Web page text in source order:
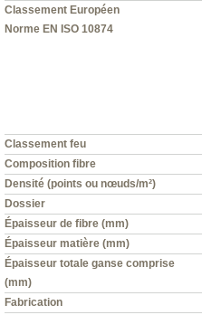
Classement Européen
Norme EN ISO 10874
Classement feu
Composition fibre
Densité (points ou nœuds/m²)
Dossier
Épaisseur de fibre (mm)
Épaisseur matière (mm)
Épaisseur totale ganse comprise
(mm)
Fabrication